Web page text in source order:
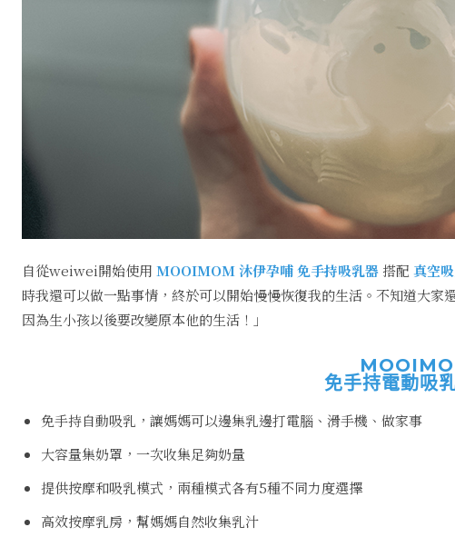
自從weiwei開始使用 MOOIMOM 沐伊孕哺免手持吸乳器 搭配 真空
時我還可以做一點事情，終於可以開始慢慢恢復我的生活。不知道大
因為生小孩以後要改變原本他的生活！」
免手持電動吸
免手持自動吸乳，讓媽媽可以邊集乳邊打電腦、滑手機、做家事
大容量集奶罩，一次收集足夠奶量
提供按摩和吸乳模式，兩種模式各有5種不同力度選擇
高效按摩乳房，幫媽媽自然收集乳汁